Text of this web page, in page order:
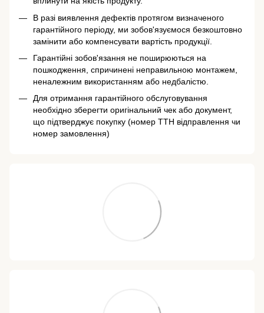
В разі виявлення дефектів протягом визначеного
гарантійного періоду, ми зобов'язуємося безкоштовно
замінити або компенсувати вартість продукції.
Гарантійні зобов'язання не поширюються на
пошкодження, спричинені неправильною монтажем,
неналежним використанням або недбалістю.
Для отримання гарантійного обслуговування
необхідно зберегти оригінальний чек або документ,
що підтверджує покупку (номер ТТН відправлення чи
номер замовлення)